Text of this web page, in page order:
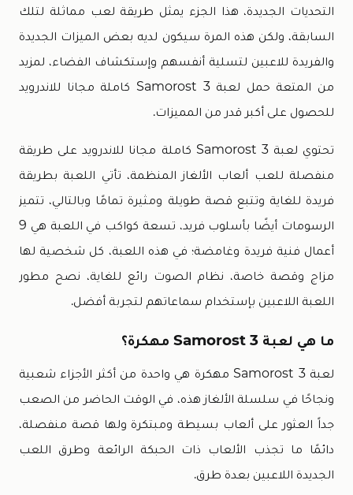
التحديات الجديدة، هذا الجزء يمثل طريقة لعب مماثلة لتلك
السابقة، ولكن هذه المرة سيكون لديه بعض الميزات الجديدة
والفريدة للاعبين لتسلية أنفسهم وإستكشاف الفضاء، لمزيد
من المتعة حمل لعبة Samorost 3 كاملة مجانا للاندرويد
للحصول على أكبر قدر من المميزات.
تحتوي لعبة Samorost 3 كاملة مجانا للاندرويد على طريقة
منفصلة للعب ألعاب الألغاز المنظمة، تأتي اللعبة بطريقة
فريدة للغاية وتتبع قصة طويلة ومثيرة تمامًا وبالتالي، تتميز
الرسومات أيضًا بأسلوب فريد، تسعة كواكب في اللعبة هي 9
أعمال فنية فريدة وغامضة؛ في هذه اللعبة، كل شخصية لها
مزاج وقصة خاصة، نظام الصوت رائع للغاية، نصح مطور
اللعبة اللاعبين بإستخدام سماعاتهم لتجربة أفضل.
ما هي لعبة Samorost 3 مهكرة؟
لعبة Samorost 3 مهكرة هي واحدة من أكثر الأجزاء شعبية
ونجاحًا في سلسلة الألغاز هذه، في الوقت الحاضر من الصعب
جداً العثور على ألعاب بسيطة ومبتكرة ولها قصة منفصلة،
دائمًا ما تجذب الألعاب ذات الحبكة الرائعة وطرق اللعب
الجديدة اللاعبين بعدة طرق.